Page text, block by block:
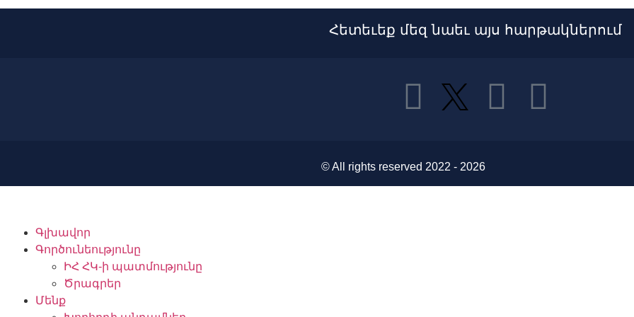
Հետեւեք մեզ նաեւ այս հարթակներում
© All rights reserved 2022 - 2026
Գլխավոր
Գործունեությունը
ԻՀ ՀԿ-ի պատմությունը
Ծրագրեր
Մենք